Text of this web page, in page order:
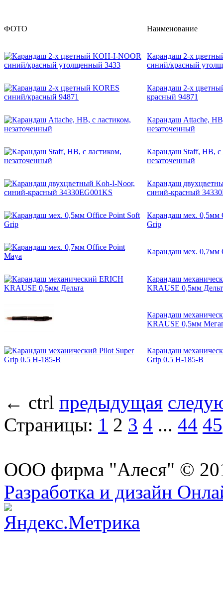
ФОТО Наименование
Карандаш 2-х
синий/красный
Карандаш 2-х
красный 94871
Карандаш Attache,
незаточенный
Карандаш Staff, HB, с
незаточенный
Карандаш
синий-красный
Карандаш мех. 0,5мм
Grip
Карандаш мех. 0,7мм
Карандаш
KRAUSE 0,5мм
Карандаш
KRAUSE 0,5мм
Карандаш
Grip 0.5 H-185-В
← ctrl предыдущая
Страницы: 1 2 3 4 ... 44 45
ООО фирма "Алеся" ©
Разработка и дизайн